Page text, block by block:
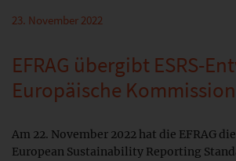
23. November 2022
EFRAG übergibt ESRS-
Europäische Kommission
Am 22. November 2022 hat die EFRAG
European Sustainability Reporting